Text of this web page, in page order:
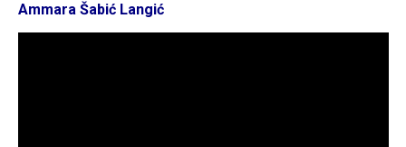
Ammara Šabić Langić